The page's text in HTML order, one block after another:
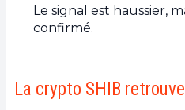
Le signal est haussier,
confirmé.
La crypto SHIB